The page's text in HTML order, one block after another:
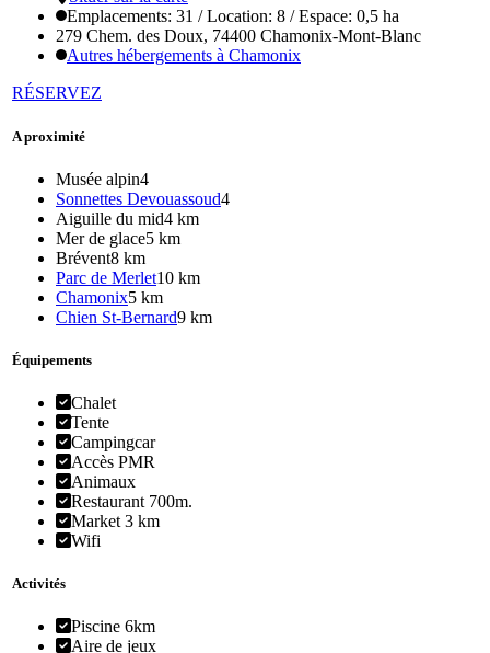
Emplacements: 31 / Location: 8 / Espace: 0,5 ha
279 Chem. des Doux, 74400 Chamonix-Mont-Blanc
Autres hébergements à Chamonix
RÉSERVEZ
A proximité
Musée alpin4
Sonnettes Devouassoud4
Aiguille du mid4 km
Mer de glace5 km
Brévent8 km
Parc de Merlet10 km
Chamonix5 km
Chien St-Bernard9 km
Équipements
Chalet
Tente
Campingcar
Accès PMR
Animaux
Restaurant 700m.
Market 3 km
Wifi
Activités
Piscine 6km
Aire de jeux